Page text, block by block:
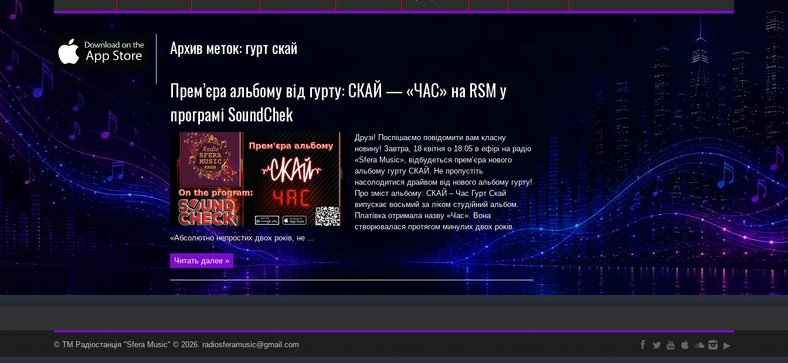
Архив меток: гурт скай
Прем’єра альбому від гурту: СКАЙ — «ЧАС» на RSM у
програмі SoundChek
Друзі! Поспішаємо повідомити вам класну
новину! Завтра, 18 квітня о 18:05 в ефірі на радіо
«Sfera Music», відбудеться прем’єра нового
альбому гурту СКАЙ. Не пропустіть
насолодитися драйвом від нового альбому гурту!
Про зміст альбому: СКАЙ – Час Гурт Скай
випускає восьмий за ліком студійний альбом.
Платівка отримала назву «Час». Вона
створювалася протягом минулих двох років.
«Абсолютно непростих двох років, не ...
Читать далее »
© ТМ Радiостанцiя "Sfera Music" © 2026. radiosferamusic@gmail.com